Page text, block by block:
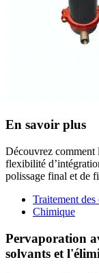
En savoir plus
Découvrez comment
flexibilité
polissage final et de
Traitement des
Chimique
Pervaporation
solvants et